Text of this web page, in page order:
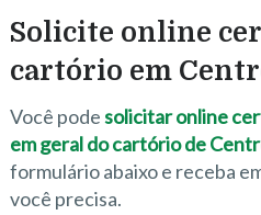
Solicite online
cartório em
Você podesolicitar online
em geral do cartório de
formulário abaixo e receba
você precisa.